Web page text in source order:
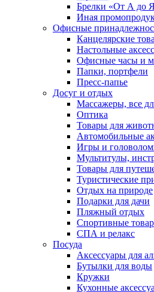
Брелки «От А до
Иная
Офисные
Канцелярские
Настольные
Офисные часы и
Папки, портфели
Пресс-папье
Досуг и отдых
Массажеры, все
Оптика
Товары для
Автомобильные
Игры и
Мультитулы,
Товары для
Туристические
Отдых на природе
Подарки для дачи
Пляжный отдых
Спортивные
СПА и релакс
Посуда
Аксессуары для
Бутылки для воды
Кружки
Кухонные